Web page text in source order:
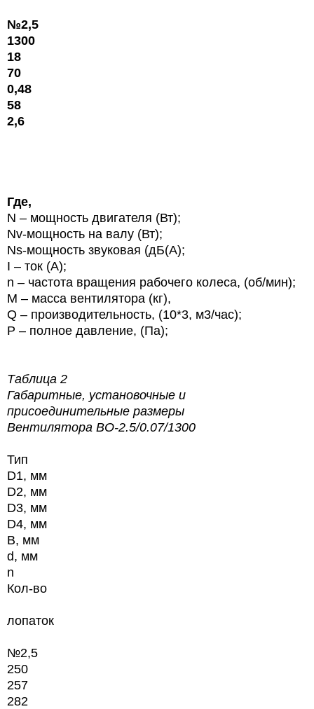
№2,5
1300
18
70
0,48
58
2,6
Где,
N – мощность двигателя (Вт);
Nv-мощность на валу (Вт);
Ns-мощность звуковая (дБ(А);
I – ток (А);
n – частота вращения рабочего колеса, (об/мин);
М – масса вентилятора (кг),
Q – производительность, (10*3, м3/час);
P – полное давление, (Па);
Таблица 2
Габаритные, установочные и
присоединительные размеры
Вентилятора ВО-2.5/0.07/1300
Тип
D1, мм
D2, мм
D3, мм
D4, мм
B, мм
d, мм
n
Кол-во
лопаток
№2,5
250
257
282